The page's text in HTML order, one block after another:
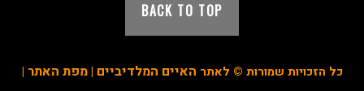
BACK TO TOP
כל הזכויות שמורות © לאתר האיים המלדיביים |מפת האתר |